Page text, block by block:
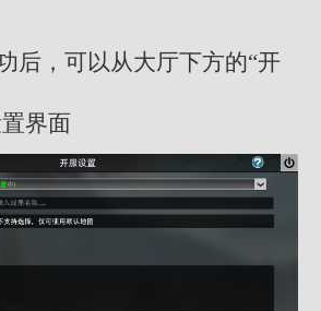
后，可以从大厅下方的“开
界面